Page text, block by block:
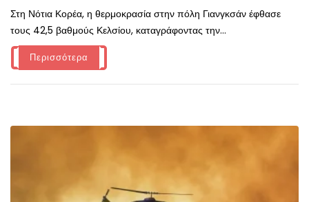
Στη Νότια Κορέα, η θερμοκρασία στην πόλη Γιανγκσάν έφθασε
τους 42,5 βαθμούς Κελσίου, καταγράφοντας την...
Περισσότερα